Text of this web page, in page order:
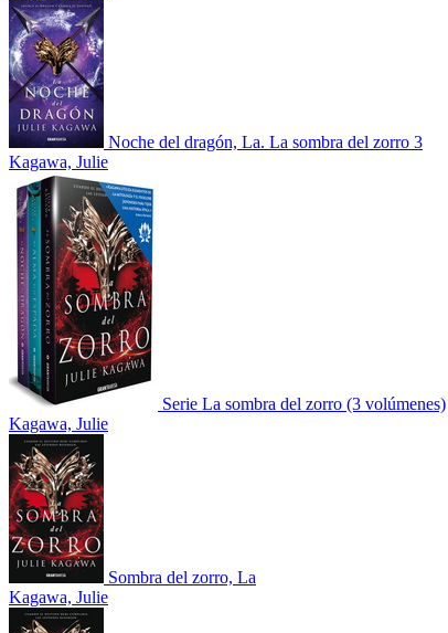
Noche del dragón, La. La sombra del zorro 3
Kagawa, Julie
Serie La sombra del zorro (3 volúmenes)
Kagawa, Julie
Sombra del zorro, La
Kagawa, Julie